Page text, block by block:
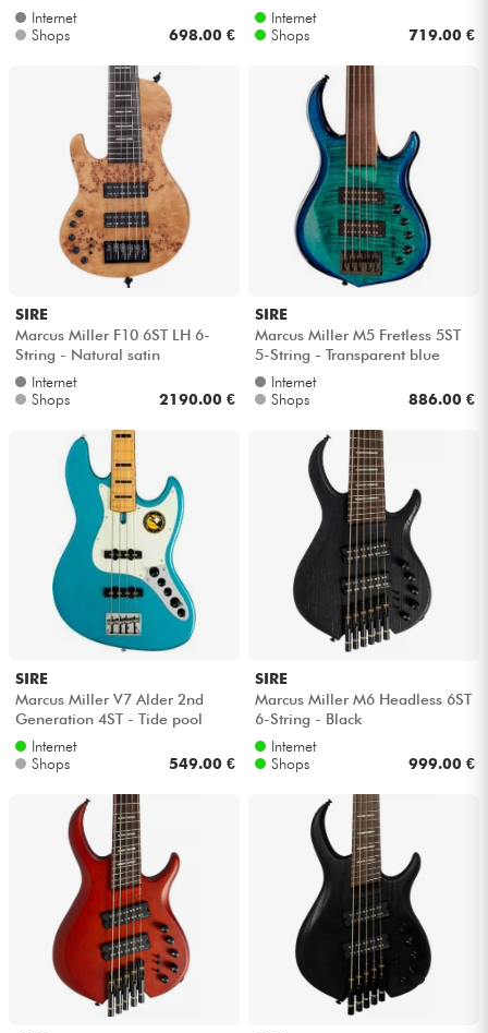
Internet
Shops
698.00 €
Internet
Shops
719.00 €
SIRE
Marcus Miller F10 6ST LH 6-
String - Natural satin
Internet
Shops
2190.00 €
SIRE
Marcus Miller M5 Fretless 5ST
5-String - Transparent blue
Internet
Shops
886.00 €
SIRE
Marcus Miller V7 Alder 2nd
Generation 4ST - Tide pool
Internet
Shops
549.00 €
SIRE
Marcus Miller M6 Headless 6ST
6-String - Black
Internet
Shops
999.00 €